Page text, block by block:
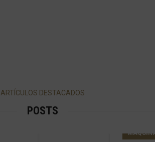
ARTÍCULOS DESTACADOS
POSTS